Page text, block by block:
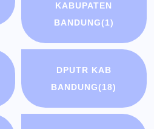
KABUPATEN
BANDUNG(1)
DPUTR KAB
BANDUNG(18)